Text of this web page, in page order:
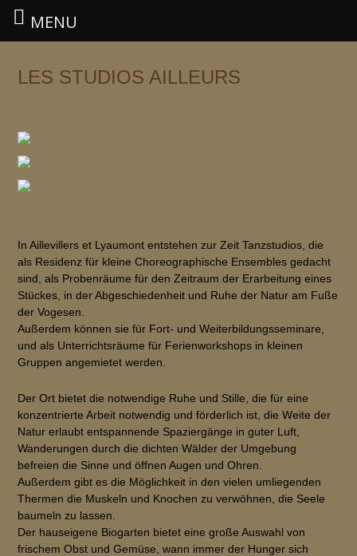
springen
LES STUDIOS AILLEURS
In Aillevillers et Lyaumont entstehen zur Zeit Tanzstudios, die
als Residenz für kleine Choreographische Ensembles gedacht
sind, als Probenräume für den Zeitraum der Erarbeitung eines
Stückes, in der Abgeschiedenheit und Ruhe der Natur am Fuße
der Vogesen.
Außerdem können sie für Fort- und Weiterbildungsseminare,
und als Unterrichtsräume für Ferienworkshops in kleinen
Gruppen angemietet werden.
Der Ort bietet die notwendige Ruhe und Stille, die für eine
konzentrierte Arbeit notwendig und förderlich ist, die Weite der
Natur erlaubt entspannende Spaziergänge in guter Luft,
Wanderungen durch die dichten Wälder der Umgebung
befreien die Sinne und öffnen Augen und Ohren.
Außerdem gibt es die Möglichkeit in den vielen umliegenden
Thermen die Muskeln und Knochen zu verwöhnen, die Seele
baumeln zu lassen.
Der hauseigene Biogarten bietet eine große Auswahl von
frischem Obst und Gemüse, wann immer der Hunger sich
MENU